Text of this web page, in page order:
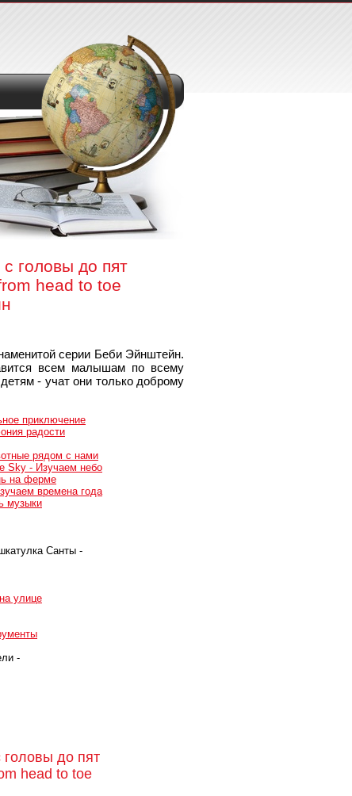
головы до пят
head to toe
серии Беби Эйнштейн.
всем малышам по всему
- учат они только доброму
приключение
радости
рядом с нами
Sky - Изучаем небо
на ферме
времена года
музыки
Санты -
улице
-
до пят
head to toe